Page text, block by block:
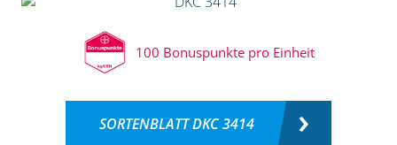
100 Bonuspunkte pro Einheit
SORTENBLATT DKC 3414